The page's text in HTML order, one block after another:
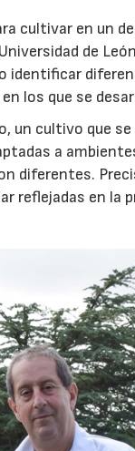
cultivar en un
de
identificar
los que se
un cultivo que
a
diferentes.
reflejadas en la